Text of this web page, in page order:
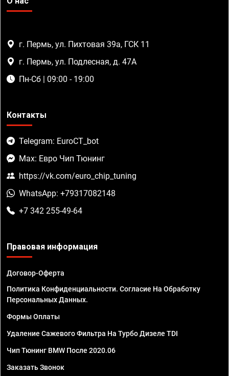
г. Пермь, ул. Пихтовая 39а, ГСК 11
г. Пермь, ул. Подлесная, д. 47А
Пн-Сб | 09:00 - 19:00
Контакты
Telegram: EuroCT_bot
Max: Евро Чип Тюнинг
https://vk.com/euro_chip_tuning
WhatsApp: +79317082148
+7 342 255-49-64
Правовая информация
Договор-Оферта
Политика Конфиденциальности. Согласие На Обработку
Персональных Данных.
Формы Оплаты
Удаление Сажевого Фильтра На Турбо Дизеле TDI
Чип Тюнинг BMW После 2020.06
Заказать Звонок